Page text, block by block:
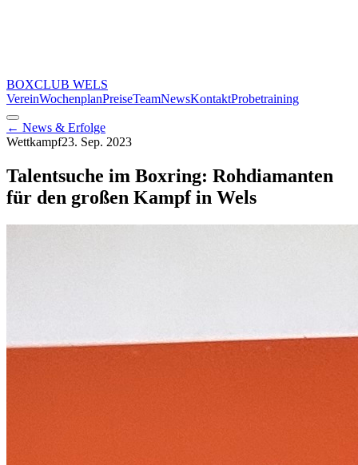
BOXCLUB WELS
VereinWochenplanPreiseTeamNewsKontaktProbetraining
← News & Erfolge
Wettkampf23. Sep. 2023
Talentsuche im Boxring: Rohdiamanten
für den großen Kampf in Wels